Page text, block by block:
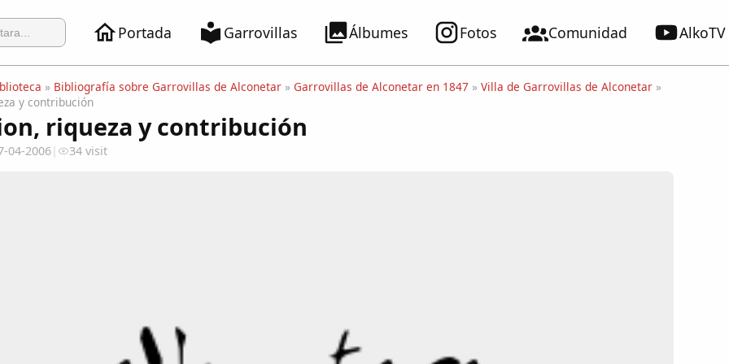
Portada Garrovillas Álbumes Fotos Comunidad AlkoTV
» Bibliografía sobre Garrovillas de Alconetar » Garrovillas de Alconetar en 1847 » Villa de Garrovillas de Alconetar »
y contribución
riqueza y contribución
04-2006| 34 visit